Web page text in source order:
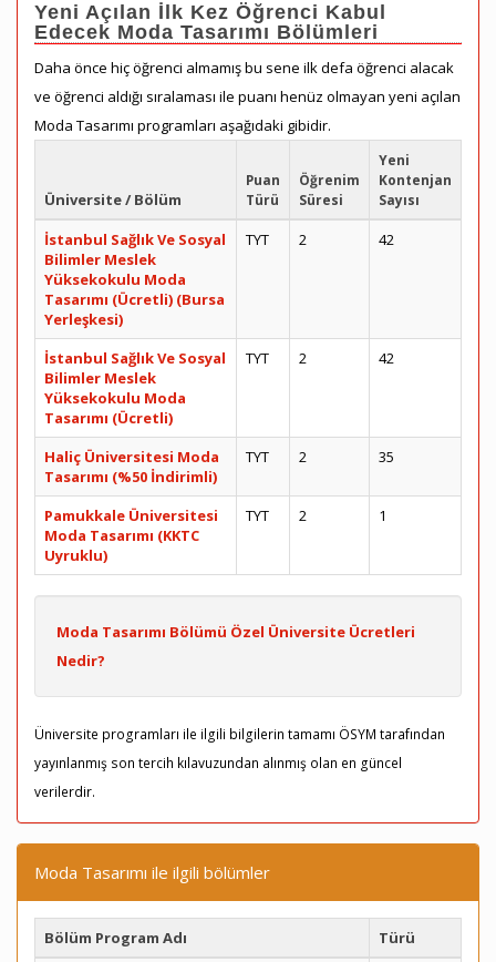
Yeni Açılan İlk Kez Öğrenci Kabul
Edecek Moda Tasarımı Bölümleri
Daha önce hiç öğrenci almamış bu sene ilk defa öğrenci alacak
ve öğrenci aldığı sıralaması ile puanı henüz olmayan yeni açılan
Moda Tasarımı programları aşağıdaki gibidir.
Üniversite / Bölüm
Puan
Türü
Öğrenim
Süresi
Yeni
Kontenjan
Sayısı
İstanbul Sağlık Ve Sosyal
Bilimler Meslek
Yüksekokulu Moda
Tasarımı (Ücretli) (Bursa
Yerleşkesi)
TYT 2 42
İstanbul Sağlık Ve Sosyal
Bilimler Meslek
Yüksekokulu Moda
Tasarımı (Ücretli)
TYT 2 42
Haliç Üniversitesi Moda
Tasarımı (%50 İndirimli)
TYT 2 35
Pamukkale Üniversitesi
Moda Tasarımı (KKTC
Uyruklu)
TYT 2 1
Moda Tasarımı Bölümü Özel Üniversite Ücretleri
Nedir?
Üniversite programları ile ilgili bilgilerin tamamı ÖSYM tarafından
yayınlanmış son tercih kılavuzundan alınmış olan en güncel
verilerdir.
Moda Tasarımı ile ilgili bölümler
Bölüm Program Adı Türü